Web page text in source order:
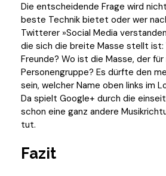
Die entscheidende Frage wird
beste Technik bietet oder wer
Twitterer »Social Media
die sich die breite Masse stellt ist:
Freunde? Wo ist die Masse, der
Personengruppe? Es dürfte den
sein, welcher Name oben links im
Da spielt Google+ durch die
schon eine ganz andere
tut.
Fazit